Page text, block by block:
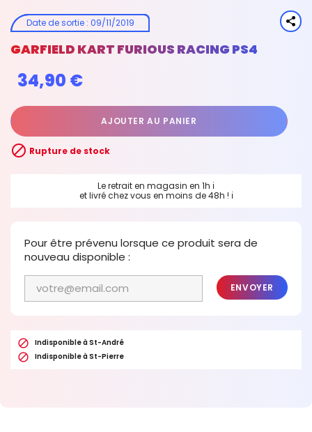
Date de sortie: 09/11/2019
GARFIELD KART FURIOUS RACING PS4
34,90 €
AJOUTER AU PANIER
 Rupture de stock
Le retrait en magasin en 1h ℹ
et livré chez vous en moins de 48h ! ℹ
Pour être prévenu lorsque ce produit sera de
nouveau disponible :
ENVOYER
 Indisponible à St-André
 Indisponible à St-Pierre